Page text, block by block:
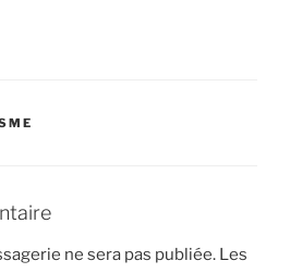
ne sera pas publiée. Les